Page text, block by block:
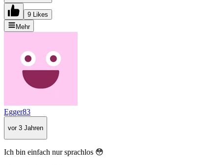
9 Likes
Mehr
Egger83
vor 3 Jahren
Ich bin einfach nur sprachlos 😳